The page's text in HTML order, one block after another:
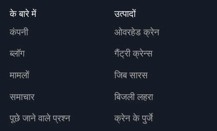
के बारे में
कंपनी
ब्लॉग
मामलों
समाचार
पूछे जाने वाले प्रश्न
उत्पादों
ओवरहेड क्रेन
गैंट्री क्रेन्स
जिब सारस
बिजली लहरा
क्रेन के पुर्जे